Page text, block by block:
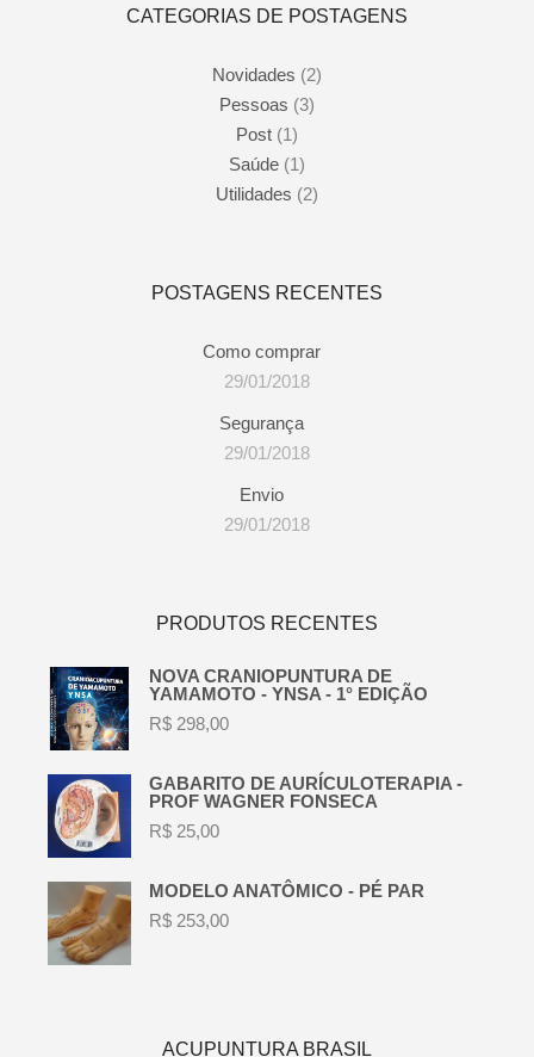
CATEGORIAS DE POSTAGENS
Novidades (2)
Pessoas (3)
Post (1)
Saúde (1)
Utilidades (2)
POSTAGENS RECENTES
Como comprar
29/01/2018
Segurança
29/01/2018
Envio
29/01/2018
PRODUTOS RECENTES
NOVA CRANIOPUNTURA DE
YAMAMOTO - YNSA - 1° EDIÇÃO
R$ 298,00
GABARITO DE AURÍCULOTERAPIA -
PROF WAGNER FONSECA
R$ 25,00
MODELO ANATÔMICO - PÉ PAR
R$ 253,00
ACUPUNTURA BRASIL